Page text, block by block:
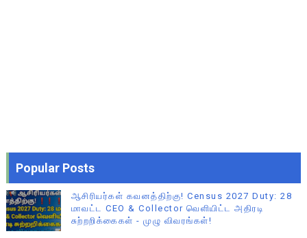
Popular Posts
ஆசிரியர்கள் கவனத்திற்கு! Census 2027 Duty: 28
மாவட்ட CEO & Collector வெளியிட்ட அதிரடி
சுற்றறிக்கைகள் - முழு விவரங்கள்!